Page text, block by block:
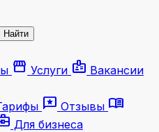
Найти
storefront Услуги badge Вакансии
reviews Отзывы menu_book
Для бизнеса